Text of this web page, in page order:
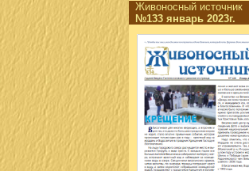
Живоносный
№133 январь 2023г.